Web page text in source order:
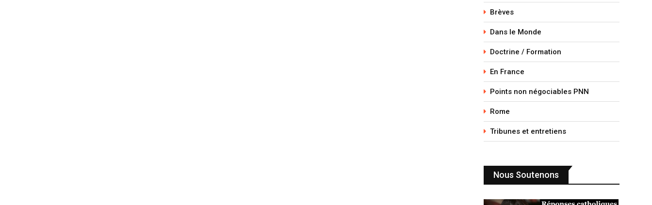
Brèves
Dans le Monde
Doctrine / Formation
En France
Points non négociables PNN
Rome
Tribunes et entretiens
Nous Soutenons